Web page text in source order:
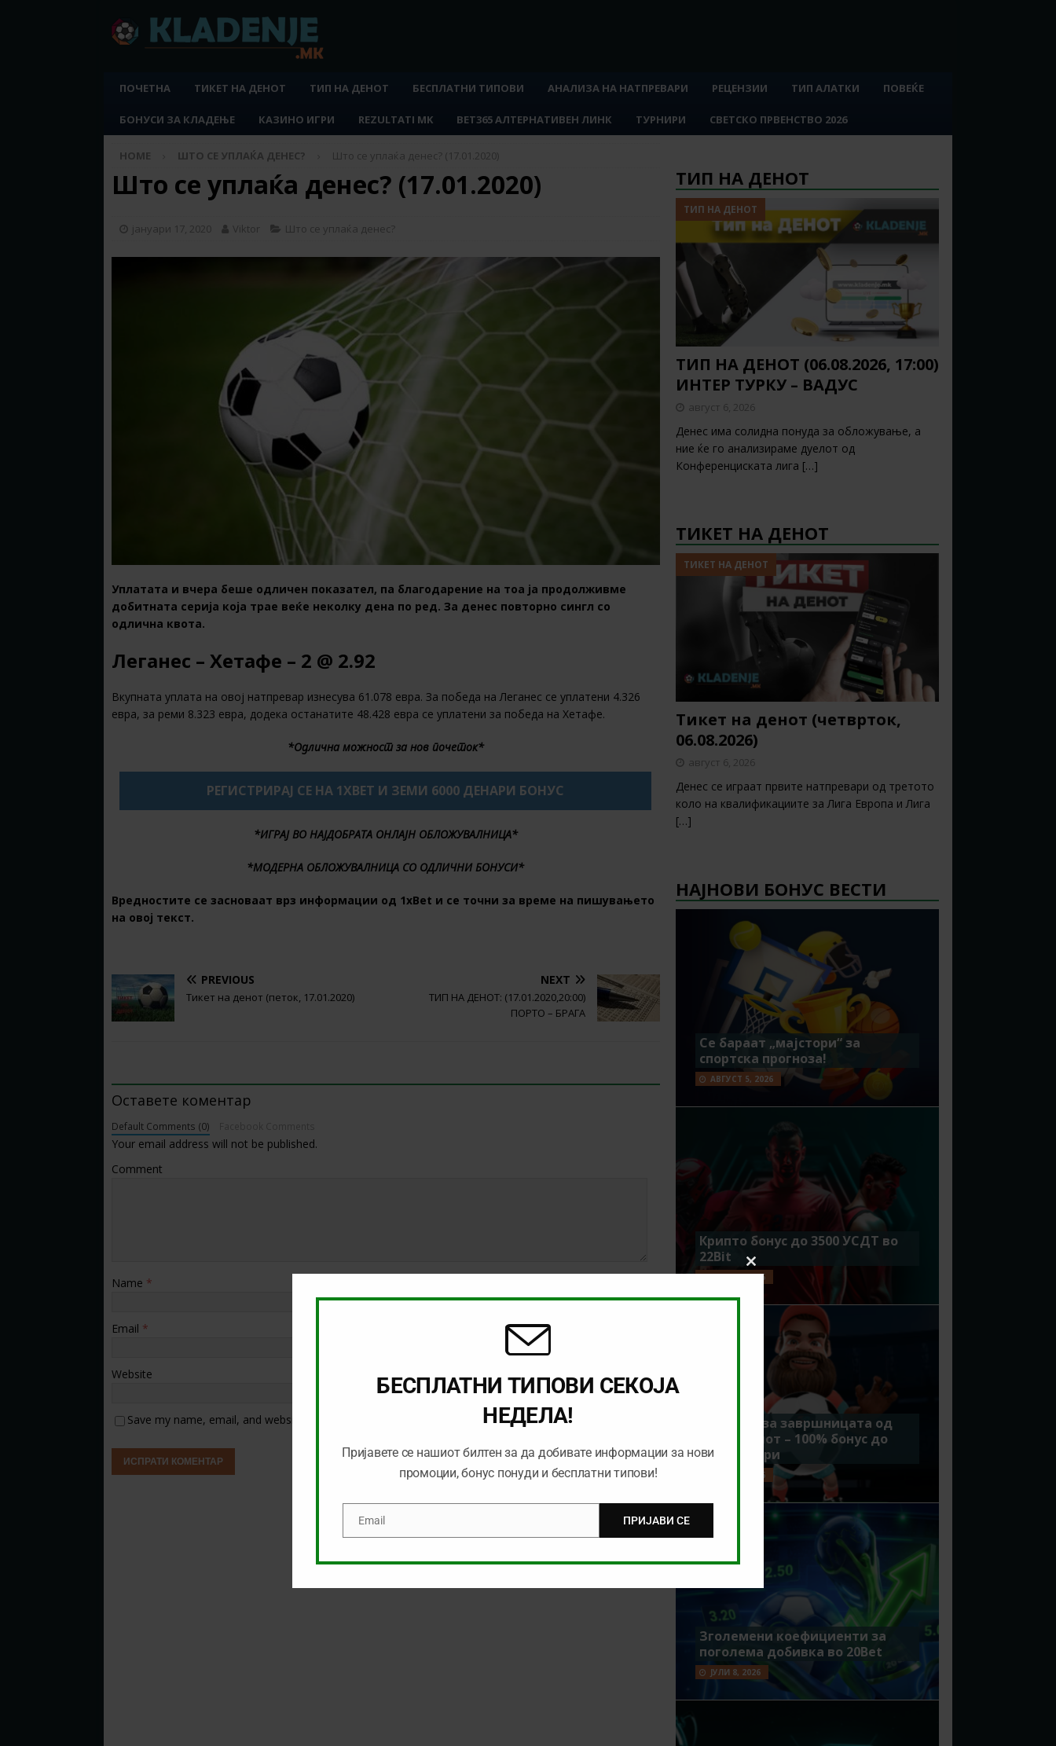
ПОЧЕТНА ТИКЕТ НА ДЕНОТ ТИП НА ДЕНОТ БЕСПЛАТНИ ТИПОВИ АНАЛИЗА НА НАТПРЕВАРИ РЕЦЕНЗИИ ТИП АЛАТКИ ПОВЕЌЕ
БОНУСИ ЗА КЛАДЕЊЕ КАЗИНО ИГРИ REZULTATI MK BET365 АЛТЕРНАТИВЕН ЛИНК ТУРНИРИ СВЕТСКО ПРВЕНСТВО 2026
HOME ШТО СЕ УПЛАЌА ДЕНЕС? Што се уплаќа денес? (17.01.2020)
Што се уплаќа денес? (17.01.2020)
јануари 17, 2020 Viktor Што се уплаќа денес?
Уплатата и вчера беше одличен показател, па благодарение на тоа ја продолживме
добитната серија која трае веќе неколку дена по ред. За денес повторно сингл со
одлична квота.
Леганес – Хетафе – 2 @ 2.92
Вкупната уплата на овој натпревар изнесува 61.078 евра. За победа на Леганес се уплатени 4.326
евра, за реми 8.323 евра, додека останатите 48.428 евра се уплатени за победа на Хетафе.
*Одлична можност за нов почеток*
РЕГИСТРИРАЈ СЕ НА 1XBET И ЗЕМИ 6000 ДЕНАРИ БОНУС
*ИГРАЈ ВО НАЈДОБРАТА ОНЛАЈН ОБЛОЖУВАЛНИЦА*
*МОДЕРНА ОБЛОЖУВАЛНИЦА СО ОДЛИЧНИ БОНУСИ*
Вредностите се засноваат врз информации од 1хBet и се точни за време на пишувањето
на овој текст.
PREVIOUS
Тикет на денот (петок, 17.01.2020)
NEXT
ТИП НА ДЕНОТ: (17.01.2020,20:00)
ПОРТО – БРАГА
Оставете коментар
Default Comments (0)
Your email address will not be published.
Comment
Name *
Email *
Website
Save my name, email, and website in this browser for the next time I comment.
ТИП НА ДЕНОТ
ТИП НА ДЕНОТ
ТИП НА ДЕНОТ (06.08.2026, 17:00)
ИНТЕР ТУРКУ – ВАДУС
август 6, 2026
Денес има солидна понуда за обложување, а
ние ќе го анализираме дуелот од
Конференциската лига […]
ТИКЕТ НА ДЕНОТ
ТИКЕТ НА ДЕНОТ
Тикет на денот (четврток,
06.08.2026)
август 6, 2026
Денес се играат првите натпревари од третото
коло на квалификациите за Лига Европа и Лига
[…]
НАЈНОВИ БОНУС ВЕСТИ
Се бараат „мајстори“ за
спортска прогноза!
АВГУСТ 5, 2026
Крипто бонус до 3500 УСДТ во
22Bit
ЈУЛИ 29, 2026
Идеално за завршницата од
Мундијалот – 100% бонус до
7500 денари
ЈУЛИ 15, 2026
Зголемени коефициенти за
поголема добивка во 20Bet
ЈУЛИ 8, 2026
Close
this
БЕСПЛАТНИ ТИПОВИ СЕКОЈА
НЕДЕЛА!
Пријавете се нашиот билтен за да добивате информации за нови
промоции, бонус понуди и бесплатни типови!
EmailEmail ПРИЈАВИ СЕ